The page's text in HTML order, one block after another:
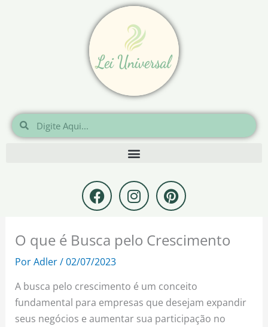
Pesquisar
Pesquisar
F
a
c
e
b
o
o
k
I
n
s
t
a
r
a
m
P
i
n
t
e
s
t
O que é Busca pelo Crescimento
PorAdler/02/07/2023
A busca pelo crescimento é um conceito
fundamental para empresas que desejam expandir
seus negócios e aumentar sua participação no